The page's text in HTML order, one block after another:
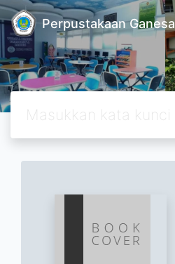
Perpustakaan Ganesa